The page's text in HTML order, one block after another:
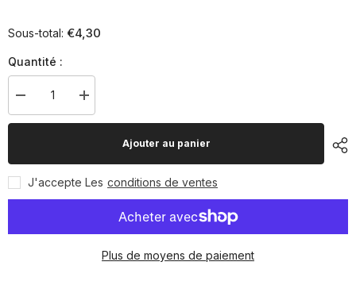
Sous-total: €4,30
Quantité :
Diminuer
la
quantité
souple
Augmenter
la
quantité
souple
Ajouter au panier
J'accepte Les conditions de ventes
Plus de moyens de paiement